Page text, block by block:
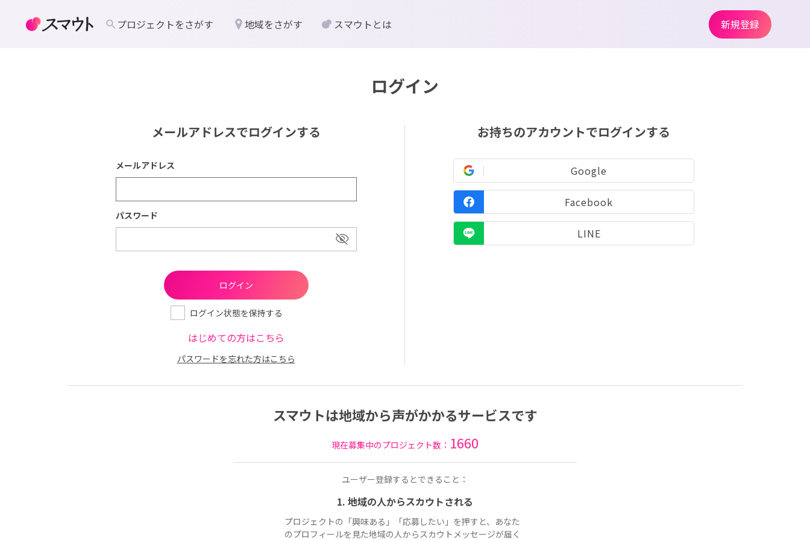
ログイン
メールアドレスでログインする
メールアドレス
パスワード
ログイン状態を保持する
はじめての方はこちら
パスワードを忘れた方はこちら
お持ちのアカウントでログインする
Google
Facebook
LINE
スマウトは地域から声がかかるサービスです
現在募集中のプロジェクト数： 1660
ユーザー登録するとできること：
1. 地域の人からスカウトされる
プロジェクトの「興味ある」「応募したい」を押すと、あなた
のプロフィールを見た地域の人からスカウトメッセージが届く
プロジェクトをさがす 地域をさがす スマウトとは 新規登録